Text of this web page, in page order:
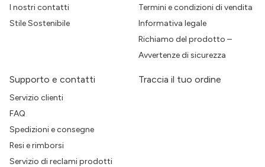
I nostri contatti
Stile Sostenibile
Termini e condizioni di vendita
Informativa legale
Richiamo del prodotto –
Avvertenze di sicurezza
Supporto e contatti
Servizio clienti
FAQ
Spedizioni e consegne
Resi e rimborsi
Servizio di reclami prodotti
Traccia il tuo ordine